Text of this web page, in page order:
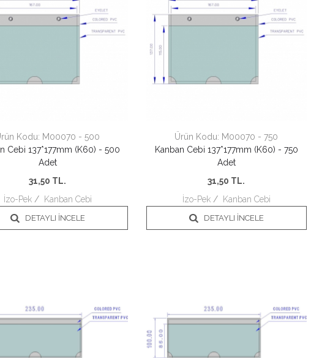
Kodu: M00070 - 500
Cebi 137*177mm (K60) - 500
Adet
31,50 TL.
İzo-Pek/ Kanban Cebi
DETAYLI İNCELE
Ürün Kodu: M00070 - 750
Kanban Cebi 137*177mm (K60) - 750
Adet
31,50 TL.
İzo-Pek/ Kanban Cebi
DETAYLI İNCELE